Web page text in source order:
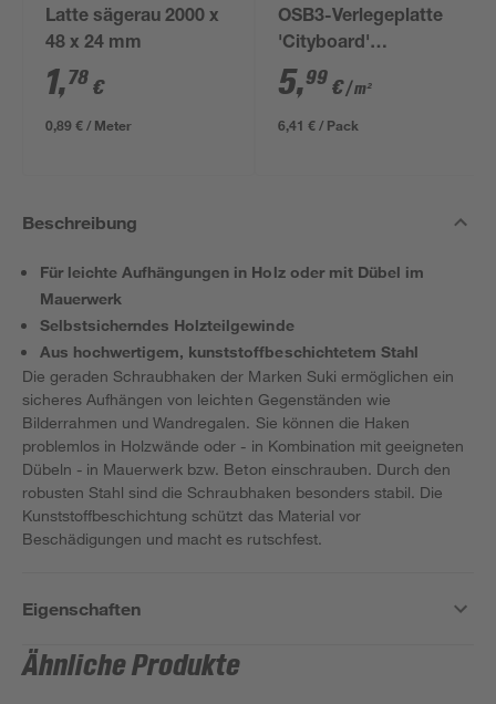
Latte sägerau 2000 x
48 x 24 mm
1,78 €
0,89 € / Meter
OSB3-Verlegeplatte
'Cityboard'
ungeschliffen 1690 x
634 x 12 mm
5,99 €/ m²
6,41 € / Pack
Beschreibung
Für leichte Aufhängungen in Holz oder mit Dübel im
Mauerwerk
Selbstsicherndes Holzteilgewinde
Aus hochwertigem, kunststoffbeschichtetem Stahl
Die geraden Schraubhaken der Marken Suki ermöglichen ein
sicheres Aufhängen von leichten Gegenständen wie
Bilderrahmen und Wandregalen. Sie können die Haken
problemlos in Holzwände oder - in Kombination mit geeigneten
Dübeln - in Mauerwerk bzw. Beton einschrauben. Durch den
robusten Stahl sind die Schraubhaken besonders stabil. Die
Kunststoffbeschichtung schützt das Material vor
Beschädigungen und macht es rutschfest.
Eigenschaften
Ähnliche Produkte